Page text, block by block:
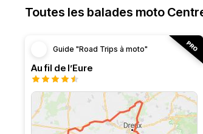
Toutes les balades moto
Guide "Road Trips à moto"
Au fil de l’Eure